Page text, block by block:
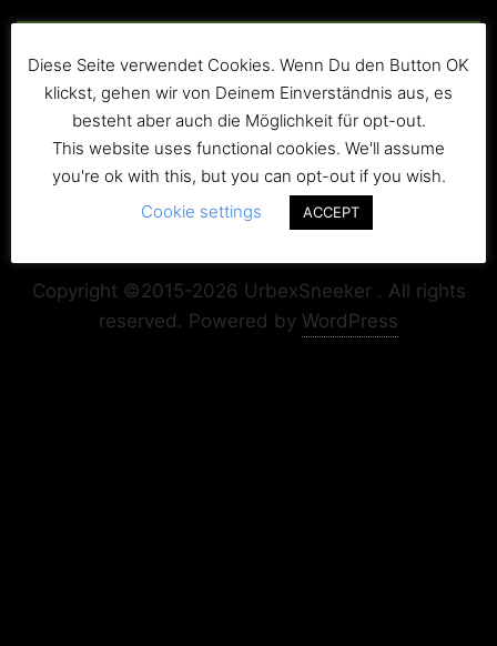
Copyright ©2015-2026 UrbexSneeker . All rights
reserved. Powered by WordPress
Diese Seite verwendet Cookies. Wenn Du den Button OK
klickst, gehen wir von Deinem Einverständnis aus, es
besteht aber auch die Möglichkeit für opt-out.
This website uses functional cookies. We'll assume
you're ok with this, but you can opt-out if you wish.
Cookie settings
ACCEPT